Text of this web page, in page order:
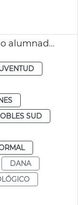
Programa apoyo psicológico alumnado dana València
SUD
DANA